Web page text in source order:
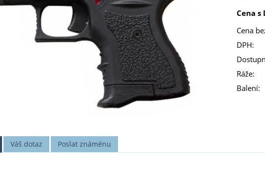
Cena s
Cena
DPH:
Ráže:
Balení:
Váš dotaz Poslat známénu